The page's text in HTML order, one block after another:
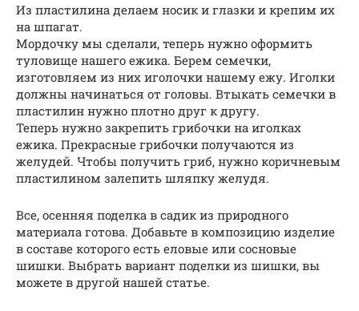
Из пластилина делаем носик и глазки и крепим их
на шпагат.
Мордочку мы сделали, теперь нужно оформить
туловище нашего ежика. Берем семечки,
изготовляем из них иголочки нашему ежу. Иголки
должны начинаться от головы. Втыкать семечки в
пластилин нужно плотно друг к другу.
Теперь нужно закрепить грибочки на иголках
ежика. Прекрасные грибочки получаются из
желудей. Чтобы получить гриб, нужно коричневым
пластилином залепить шляпку желудя.
Все, осенняя поделка в садик из природного
материала готова. Добавьте в композицию изделие
в составе которого есть еловые или сосновые
шишки. Выбрать вариант поделки из шишки, вы
можете в другой нашей статье.